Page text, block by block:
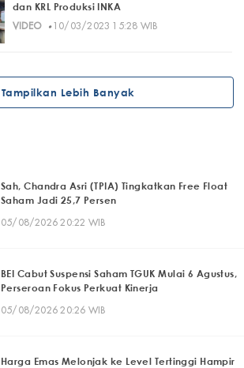
dan KRL Produksi INKA
VIDEO· 10/03/2023 15:28 WIB
Tampilkan Lebih Banyak
Sah, Chandra Asri (TPIA) Tingkatkan Free Float
Saham Jadi 25,7 Persen
05/08/2026 20:22 WIB
BEI Cabut Suspensi Saham TGUK Mulai 6 Agustus,
Perseroan Fokus Perkuat Kinerja
05/08/2026 20:26 WIB
Harga Emas Melonjak ke Level Tertinggi Hampir